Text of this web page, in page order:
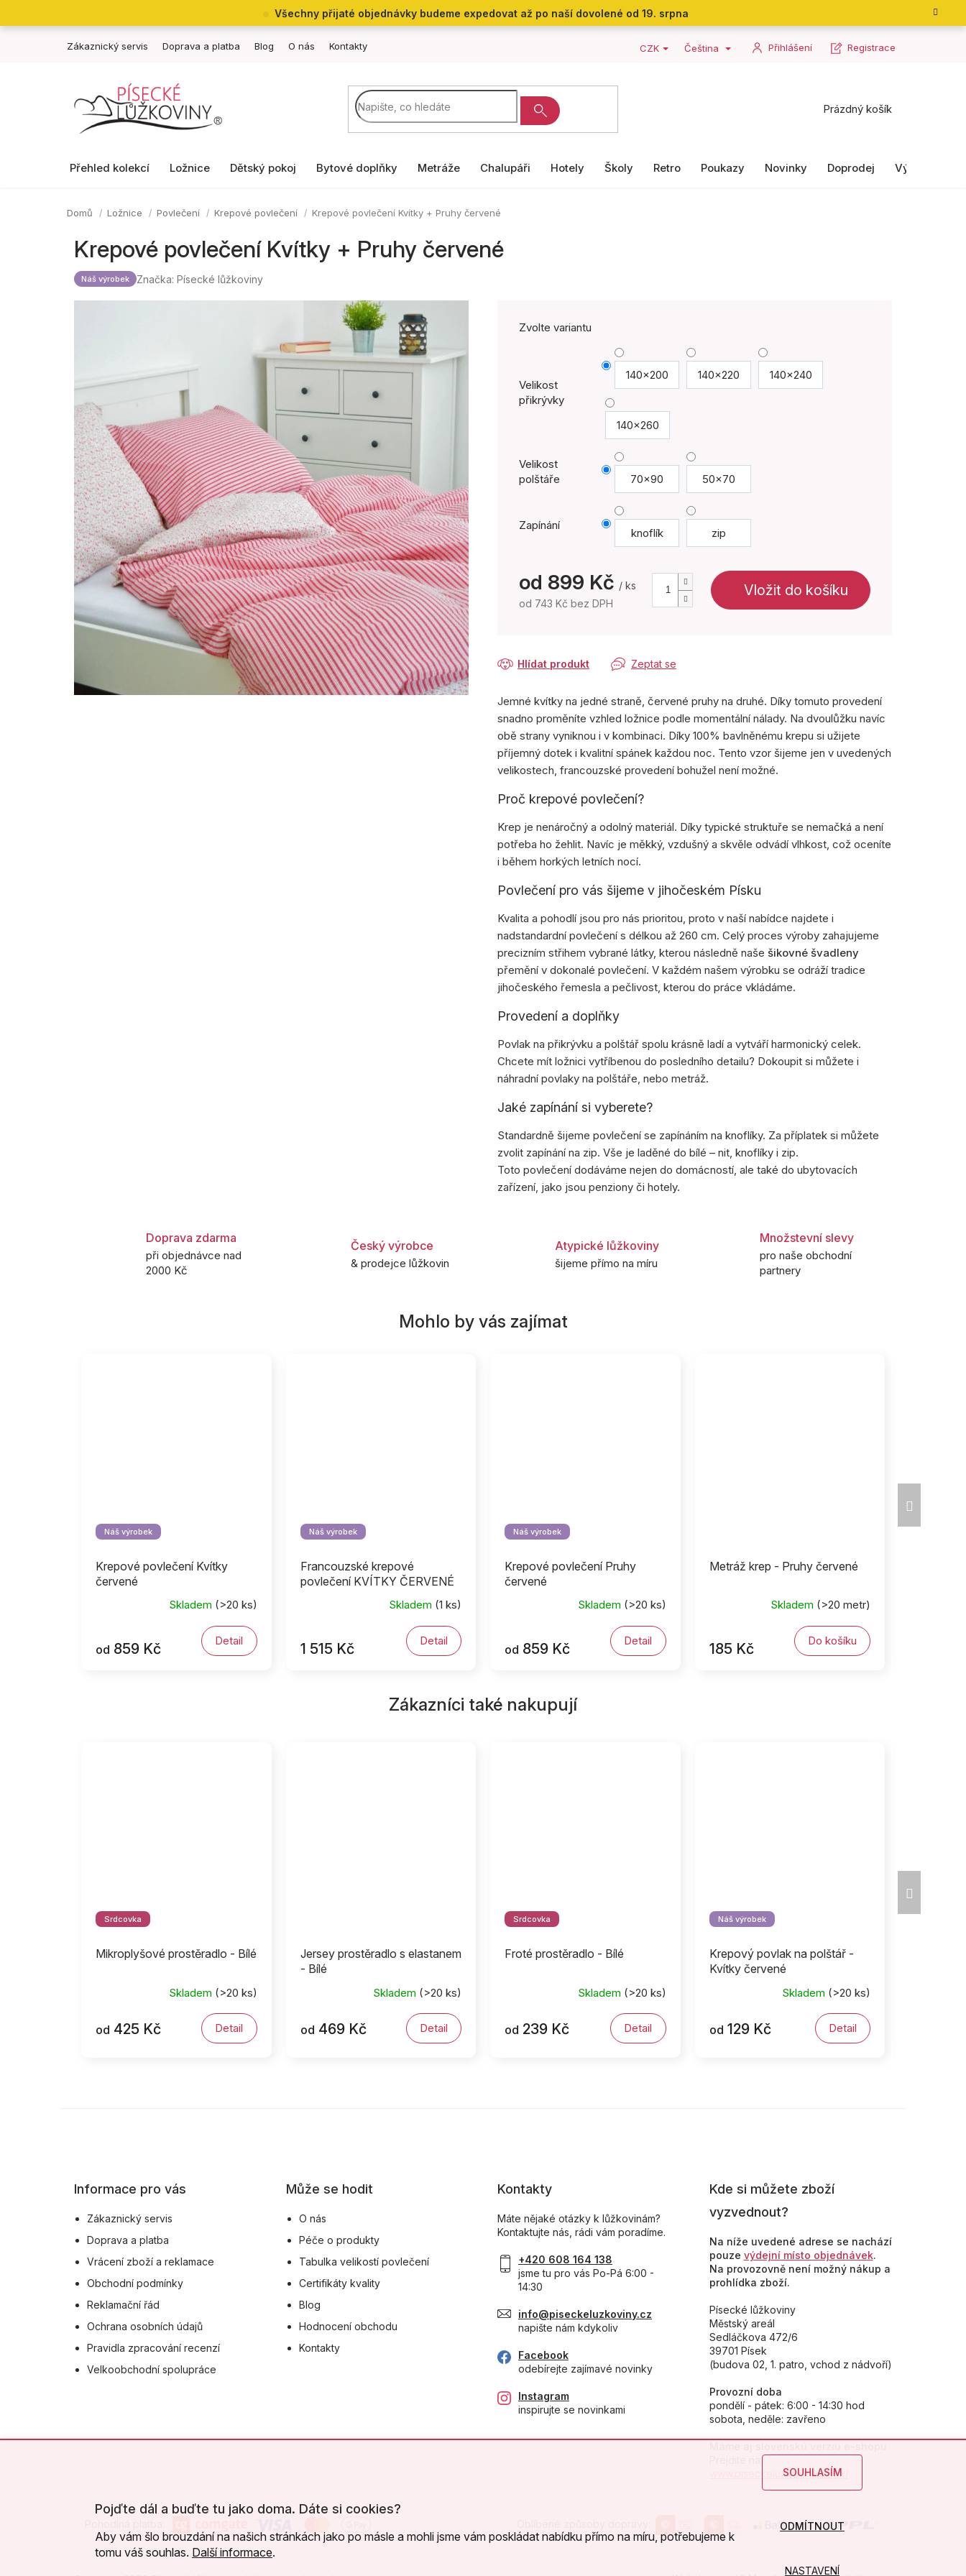
Pojďte dál a buďte tu jako doma. Dáte si cookies?
Aby vám šlo brouzdání na našich stránkách jako po másle a mohli jsme vám poskládat nabídku přímo na míru, potřebujeme k
tomu váš souhlas. Další informace.
SOUHLASÍM
NASTAVENÍ
ODMÍTNOUT
Všechny přijaté objednávky budeme expedovat až po naší dovolené od 19. srpna
Zákaznický servis Doprava a platba Blog O nás Kontakty CZK Čeština Přihlášení Registrace
Nákupní
Prázdný košík
Přehled kolekcí Ložnice Dětský pokoj Bytové doplňky Metráže Chalupáři Hotely Školy Retro Poukazy Novinky Doprodej Výrobky II.
Domů Ložnice Povlečení Krepové povlečení Krepové povlečení Kvítky + Pruhy červené
Krepové povlečení Kvítky + Pruhy červené
Náš výrobek Značka: Písecké lůžkoviny
Zvolte variantu
Velikost
přikrývky
140x200 140x220 140x240
140x260
Velikost
polštáře
70x90 50x70
Zapínání
knoflík zip
od 899 Kč / ks
od 743 Kč bez DPH
Vložit do košíku
Zeptat se
Hlídat produkt
Jemné kvítky na jedné straně, červené pruhy na druhé. Díky tomuto provedení
snadno proměníte vzhled ložnice podle momentální nálady. Na dvoulůžku navíc
obě strany vyniknou i v kombinaci. Díky 100% bavlněnému krepu si užijete
příjemný dotek i kvalitní spánek každou noc. Tento vzor šijeme jen v uvedených
velikostech, francouzské provedení bohužel není možné.
Proč krepové povlečení?
Krep je nenáročný a odolný materiál. Díky typické struktuře se nemačká a není
potřeba ho žehlit. Navíc je měkký, vzdušný a skvěle odvádí vlhkost, což oceníte
i během horkých letních nocí.
Povlečení pro vás šijeme v jihočeském Písku
Kvalita a pohodlí jsou pro nás prioritou, proto v naší nabídce najdete i
nadstandardní povlečení s délkou až 260 cm. Celý proces výroby zahajujeme
precizním střihem vybrané látky, kterou následně naše šikovné švadleny
přemění v dokonalé povlečení. V každém našem výrobku se odráží tradice
jihočeského řemesla a pečlivost, kterou do práce vkládáme.
Provedení a doplňky
Povlak na přikrývku a polštář spolu krásně ladí a vytváří harmonický celek.
Chcete mít ložnici vytříbenou do posledního detailu? Dokoupit si můžete i
náhradní povlaky na polštáře, nebo metráž.
Jaké zapínání si vyberete?
Standardně šijeme povlečení se zapínáním na knoflíky. Za příplatek si můžete
zvolit zapínání na zip. Vše je laděné do bílé – nit, knoflíky i zip.
Toto povlečení dodáváme nejen do domácností, ale také do ubytovacích
zařízení, jako jsou penziony či hotely.
Doprava zdarma
při objednávce nad
2000 Kč
Český výrobce
& prodejce lůžkovin
Atypické lůžkoviny
šijeme přímo na míru
Množstevní slevy
pro naše obchodní
partnery
Náš výrobek
Krepové povlečení Kvítky
červené
Skladem (>20 ks)
od 859 Kč Detail
Náš výrobek
Francouzské krepové
povlečení KVÍTKY ČERVENÉ
Skladem (1 ks)
1 515 Kč Detail
Náš výrobek
Krepové povlečení Pruhy
červené
Skladem (>20 ks)
od 859 Kč Detail
Metráž krep - Pruhy červené
Skladem (>20 metr)
185 Kč Do košíku
Zákazníci také nakupují
Srdcovka
Mikroplyšové prostěradlo - Bílé
Skladem (>20 ks)
od 425 Kč Detail
Jersey prostěradlo s elastanem
- Bílé
Skladem (>20 ks)
od 469 Kč Detail
Srdcovka
Froté prostěradlo - Bílé
Skladem (>20 ks)
od 239 Kč Detail
Náš výrobek
Krepový povlak na polštář -
Kvítky červené
Skladem (>20 ks)
od 129 Kč Detail
Informace pro vás
Zákaznický servis
Doprava a platba
Vrácení zboží a reklamace
Obchodní podmínky
Reklamační řád
Ochrana osobních údajů
Pravidla zpracování recenzí
Velkoobchodní spolupráce
Může se hodit
O nás
Péče o produkty
Tabulka velikostí povlečení
Certifikáty kvality
Blog
Hodnocení obchodu
Kontakty
Kontakty
Máte nějaké otázky k lůžkovinám?
Kontaktujte nás, rádi vám poradíme.
+420 608 164 138
jsme tu pro vás Po-Pá 6:00 -
14:30
info@piseckeluzkoviny.cz
napište nám kdykoliv
Facebook
odebírejte zajímavé novinky
Instagram
inspirujte se novinkami
Kde si můžete zboží
vyzvednout?
Na níže uvedené adrese se nachází
pouze výdejní místo objednávek.
Na provozovně není možný nákup a
prohlídka zboží.
Písecké lůžkoviny
Městský areál
Sedláčkova 472/6
39701 Písek
(budova 02, 1. patro, vchod z nádvoří)
Provozní doba
pondělí - pátek: 6:00 - 14:30 hod
sobota, neděle: zavřeno
www.piseckeluzkoviny.cz/sk/